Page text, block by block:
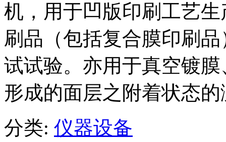
机，用于凹版印刷工艺
刷品（包括复合膜印刷
试试验。亦用于真空镀
形成的面层之附着状态
分类: 仪器设备